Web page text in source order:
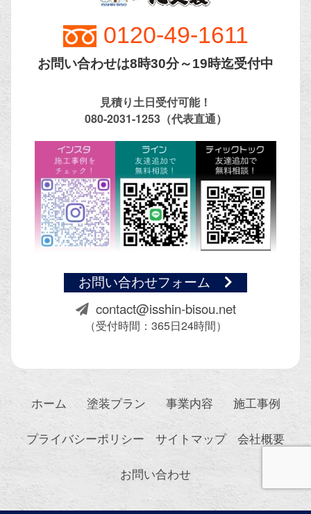
0120-49-1611
お問い合わせは8時30分～19時迄受付中
見積り土日受付可能！
080-2031-1253（代表直通）
お問い合わせフォーム
contact@isshin-bisou.net
（受付時間：365日24時間）
ホーム 塗装プラン 事業内容 施工事例
プライバシーポリシー サイトマップ 会社概要
お問い合わせ